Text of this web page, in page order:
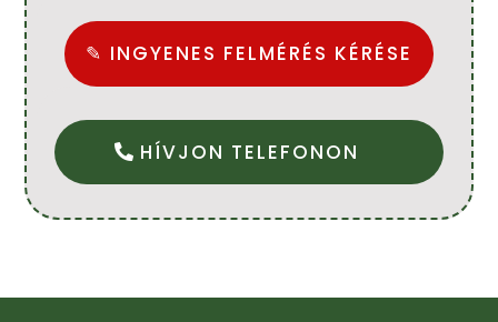
✎ INGYENES FELMÉRÉS KÉRÉSE
HÍVJON TELEFONON